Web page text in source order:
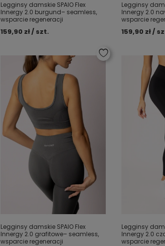
Legginsy damskie SPAIO Flex
Innergy 2.0 burgund– seamless,
wsparcie regeneracji
159,90 zł / szt.
Legginsy
Innergy 2.0
wsparcie
159,90 zł /
Legginsy damskie SPAIO Flex
Innergy 2.0 grafitowe– seamless,
wsparcie regeneracji
Legginsy
Innergy 2.0
wsparcie